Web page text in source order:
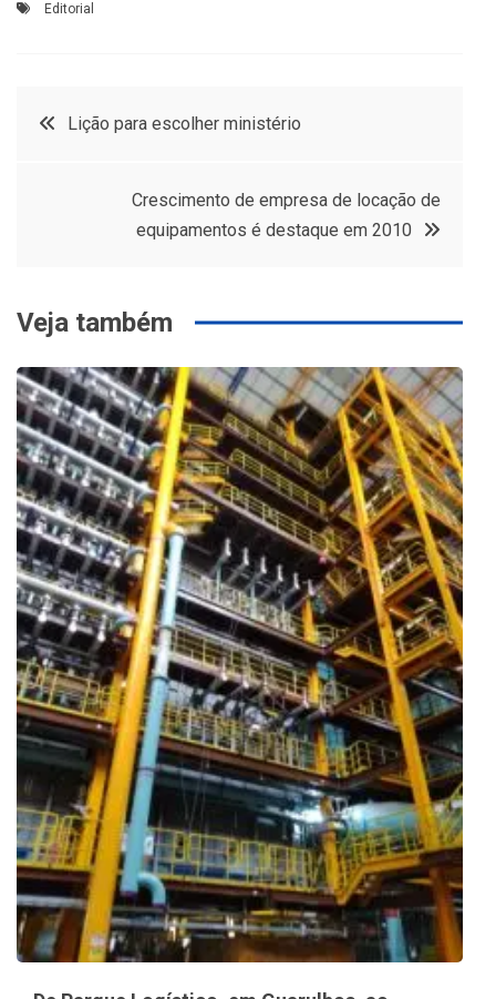
Editorial
Navegação
Lição para escolher ministério
Crescimento de empresa de locação de
equipamentos é destaque em 2010
Veja também